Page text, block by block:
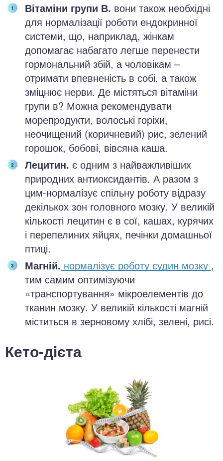
Вітаміни групи В. вони також необхідні
для нормалізації роботи ендокринної
системи, що, наприклад, жінкам
допомагає набагато легше перенести
гормональний збій, а чоловікам –
отримати впевненість в собі, а також
зміцнює нерви. Де містяться вітаміни
групи в? Можна рекомендувати
морепродукти, волоські горіхи,
неочищений (коричневий) рис, зелений
горошок, бобові, вівсяна каша.
Лецитин. є одним з найважливіших
природних антиоксидантів. А разом з
цим-нормалізує спільну роботу відразу
декількох зон головного мозку. У великій
кількості лецитин є в сої, кашах, курячих
і перепелиних яйцях, печінки домашньої
птиці.
Магній. нормалізує роботу судин мозку ,
тим самим оптимізуючи
«транспортування» мікроелементів до
тканин мозку. У великій кількості магній
міститься в зерновому хлібі, зелені, рисі.
Кето-дієта